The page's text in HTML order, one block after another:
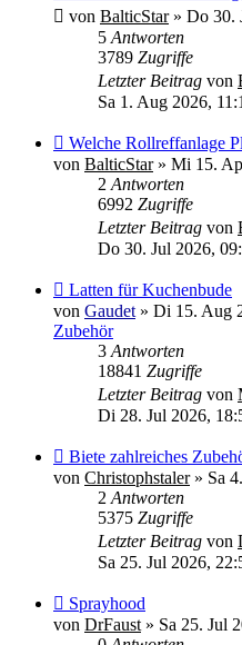
Beitrag
von BalticStar» Do 30.
5 Antworten
3789 Zugriffe
Letzter Beitrag von
Sa 1. Aug 2026,
Neuer
Beitrag
Welche Rollreffanlage
von BalticStar» Mi 15.
2 Antworten
6992 Zugriffe
Letzter Beitrag von
Do 30. Jul 2026,
Neuer
Beitrag
Latten für Kuchenbude
von Gaudet » Di 15. Aug
Zubehör
3 Antworten
18841 Zugriffe
Letzter Beitrag von
Di 28. Jul 2026,
Neuer
Beitrag
Biete zahlreiches
von Christophstaler» Sa
2 Antworten
5375 Zugriffe
Letzter Beitrag von
Sa 25. Jul 2026,
Neuer
Beitrag
Sprayhood
von DrFaust » Sa 25. Jul